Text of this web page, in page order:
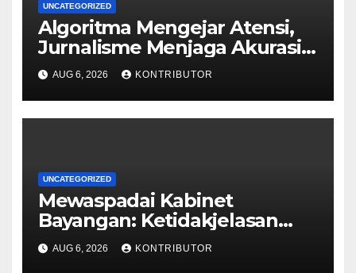
UNCATEGORIZED
Algoritma Mengejar Atensi,
Jurnalisme Menjaga Akurasi
dan Akal Sehat Publik
AUG 6, 2026 KONTRIBUTOR
UNCATEGORIZED
Mewaspadai Kabinet
Bayangan: Ketidakjelasan
Legitimasi Moral dan
Representasi
AUG 6, 2026 KONTRIBUTOR